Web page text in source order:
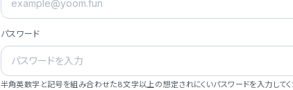
- **ミッション**: 「We Make Time」 – テク
- **ビジョン**: 「Global Business
### 会社概要
パスワード
半角英数字と記号を組み合わせた8文字以上の想定されにくいパスワードを入力してく